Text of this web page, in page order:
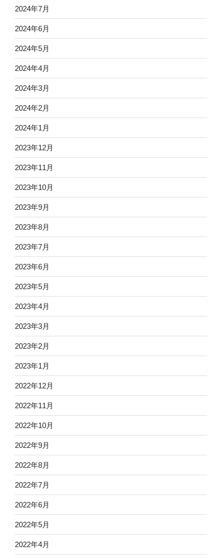
2024年7月
2024年6月
2024年5月
2024年4月
2024年3月
2024年2月
2024年1月
2023年12月
2023年11月
2023年10月
2023年9月
2023年8月
2023年7月
2023年6月
2023年5月
2023年4月
2023年3月
2023年2月
2023年1月
2022年12月
2022年11月
2022年10月
2022年9月
2022年8月
2022年7月
2022年6月
2022年5月
2022年4月